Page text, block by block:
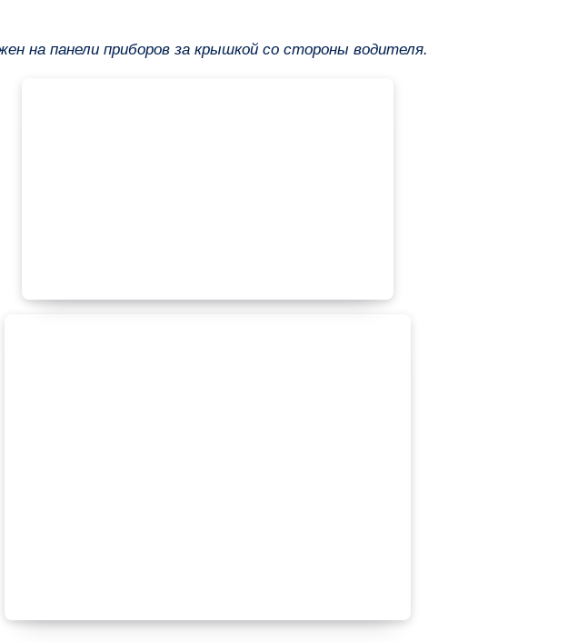
на панели приборов за крышкой со стороны водителя.